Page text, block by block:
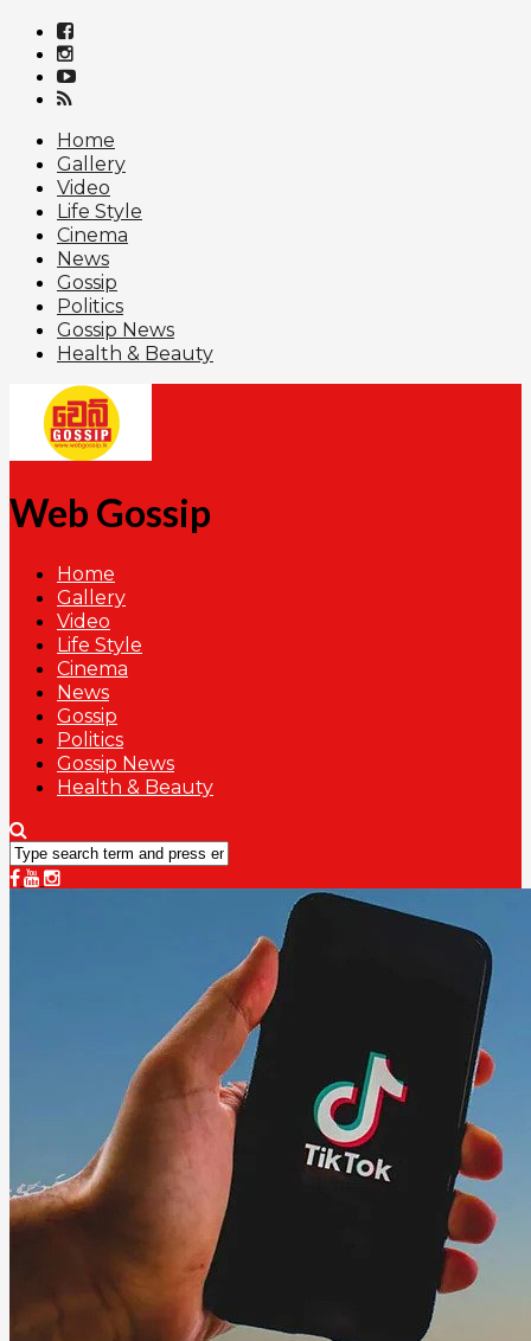
Home
Gallery
Video
Life Style
Cinema
News
Gossip
Politics
Gossip News
Health & Beauty
Web Gossip
Home
Gallery
Video
Life Style
Cinema
News
Gossip
Politics
Gossip News
Health & Beauty